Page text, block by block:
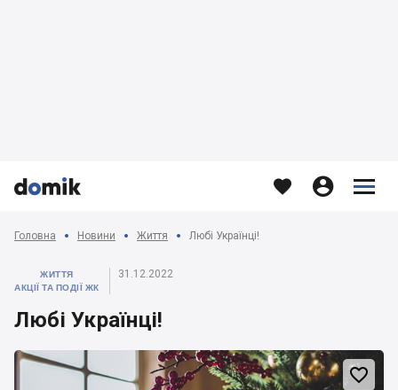


   


Головна Новини Життя Любі Українці!
ЖИТТЯ
АКЦІЇ ТА ПОДІЇ ЖК
31.12.2022
Любі Українці!
